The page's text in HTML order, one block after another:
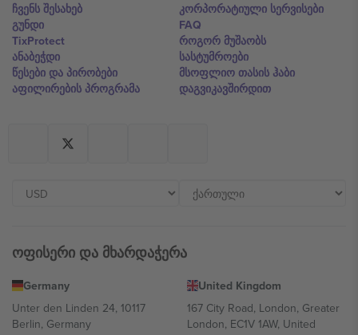
ჩვენს შესახებ
გუნდი
TixProtect
ანაბეჭდი
წესები და პირობები
აფილირების პროგრამა
კორპორატიული სერვისები
FAQ
როგორ მუშაობს
სასტუმროები
მსოფლიო თასის ჰაბი
დაგვიკავშირდით
ოფისერი და მხარდაჭერა
Germany
Unter den Linden 24, 10117
Berlin, Germany
United Kingdom
167 City Road, London, Greater
London, EC1V 1AW, United